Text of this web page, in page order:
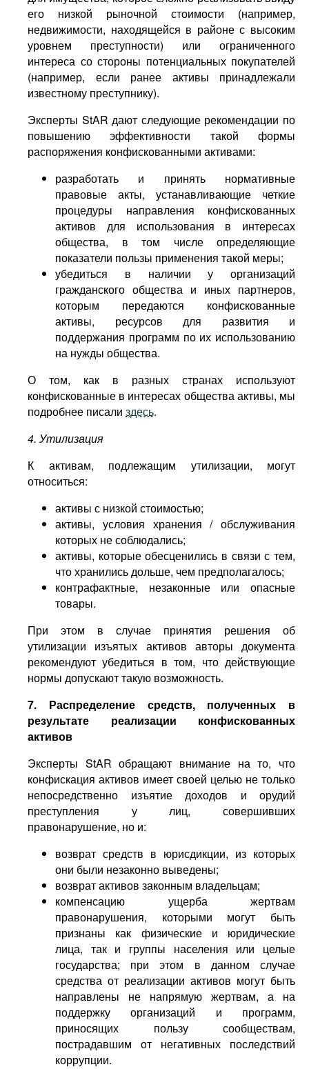
его низкой рыночной стоимости (например,
недвижимости, находящейся в районе с высоким
уровнем преступности) или ограниченного
интереса со стороны потенциальных покупателей
(например, если ранее активы принадлежали
известному преступнику).
Эксперты StAR дают следующие рекомендации по
повышению эффективности такой формы
распоряжения конфискованными активами:
разработать и принять нормативные
правовые акты, устанавливающие четкие
процедуры направления конфискованных
активов для использования в интересах
общества, в том числе определяющие
показатели пользы применения такой меры;
убедиться в наличии у организаций
гражданского общества и иных партнеров,
которым передаются конфискованные
активы, ресурсов для развития и
поддержания программ по их использованию
на нужды общества.
О том, как в разных странах используют
конфискованные в интересах общества активы, мы
подробнее писали здесь.
4. Утилизация
К активам, подлежащим утилизации, могут
относиться:
активы с низкой стоимостью;
активы, условия хранения / обслуживания
которых не соблюдались;
активы, которые обесценились в связи с тем,
что хранились дольше, чем предполагалось;
контрафактные, незаконные или опасные
товары.
При этом в случае принятия решения об
утилизации изъятых активов авторы документа
рекомендуют убедиться в том, что действующие
нормы допускают такую возможность.
7. Распределение средств, полученных в
результате реализации конфискованных
активов
Эксперты StAR обращают внимание на то, что
конфискация активов имеет своей целью не только
непосредственно изъятие доходов и орудий
преступления у лиц, совершивших
правонарушение, но и:
возврат средств в юрисдикции, из которых
они были незаконно выведены;
возврат активов законным владельцам;
компенсацию ущерба жертвам
правонарушения, которыми могут быть
признаны как физические и юридические
лица, так и группы населения или целые
государства; при этом в данном случае
средства от реализации активов могут быть
направлены не напрямую жертвам, а на
поддержку организаций и программ,
приносящих пользу сообществам,
пострадавшим от негативных последствий
коррупции.